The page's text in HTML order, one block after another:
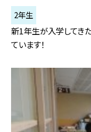
2年生
新1年生が入学してき
ています！